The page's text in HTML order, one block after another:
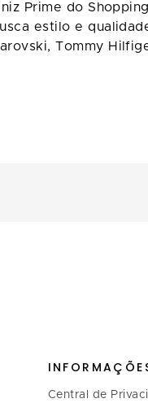
Prime do
estilo e
Tommy
Central de